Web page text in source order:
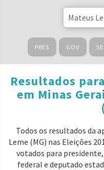
PRES GOV
Resultados
em Minas
Todos os resultados da
Leme (MG) nas Eleições
votados para
federal e deputado